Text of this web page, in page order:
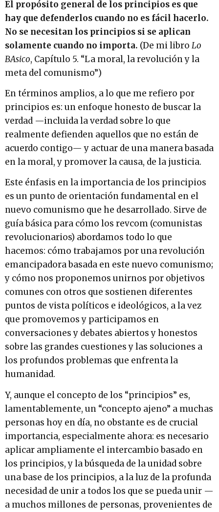
El propósito general de los principios es que
hay que defenderlos cuando no es fácil hacerlo.
No se necesitan los principios si se aplican
solamente cuando no importa. (De mi libro Lo
BAsico, Capítulo 5. “La moral, la revolución y la
meta del comunismo”)
En términos amplios, a lo que me refiero por
principios es: un enfoque honesto de buscar la
verdad —incluida la verdad sobre lo que
realmente defienden aquellos que no están de
acuerdo contigo— y actuar de una manera basada
en la moral, y promover la causa, de la justicia.
Este énfasis en la importancia de los principios
es un punto de orientación fundamental en el
nuevo comunismo que he desarrollado. Sirve de
guía básica para cómo los revcom (comunistas
revolucionarios) abordamos todo lo que
hacemos: cómo trabajamos por una revolución
emancipadora basada en este nuevo comunismo;
y cómo nos proponemos unirnos por objetivos
comunes con otros que sostienen diferentes
puntos de vista políticos e ideológicos, a la vez
que promovemos y participamos en
conversaciones y debates abiertos y honestos
sobre las grandes cuestiones y las soluciones a
los profundos problemas que enfrenta la
humanidad.
Y, aunque el concepto de los “principios” es,
lamentablemente, un “concepto ajeno” a muchas
personas hoy en día, no obstante es de crucial
importancia, especialmente ahora: es necesario
aplicar ampliamente el intercambio basado en
los principios, y la búsqueda de la unidad sobre
una base de los principios, a la luz de la profunda
necesidad de unir a todos los que se pueda unir —
a muchos millones de personas, provenientes de